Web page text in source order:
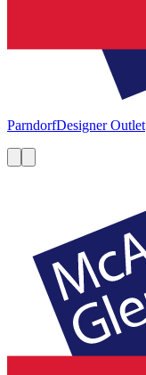
ParndorfDesigner Outlet